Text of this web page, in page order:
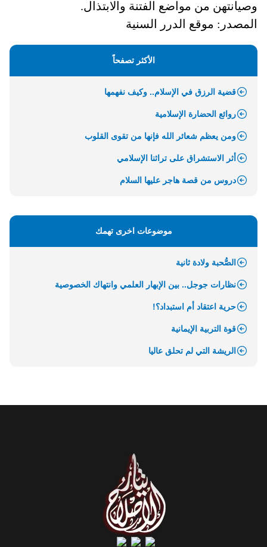
وصيانتهن من مواضع الفتنة والابتذال.
المصدر: موقع الدرر السنية
الأكثر تصفحاً
قضية الرزق في الإسلام.. وكيف نفهمها
روائع الحضارة الإسلامية
ومن يعظم شعائر الله فإنها من تقوى القلوب
أثر الاستشراق على تراثنا الإسلامي
دروس من قصة هاجر عليها السلام
موضوعات اخرى تهمك
الصُّحبة ولادة ثانية
نظارات جوجل.. بين الإبهار العلمي وانتهاك الخصوصية
حرية اعتقاد أم استبداد؟!
قوة التربية الإيمانية
الريشة التي لم تحلق عاليا